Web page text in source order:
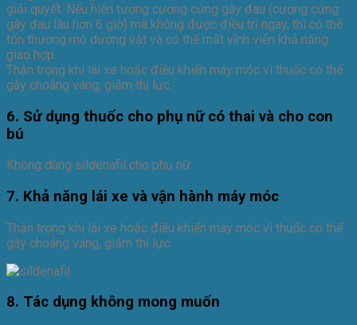
giải quyết. Nếu hiện tượng cương cứng gây đau (cương cứng
gây đau lâu hơn 6 giờ) mà không được điều trị ngay, thì có thể
tổn thương mô dương vật và có thể mất vĩnh viễn khả năng
giao hợp.
Thận trọng khi lái xe hoặc điều khiển máy móc vì thuốc có thể
gây choáng váng, giảm thị lực.
6. Sử dụng thuốc cho phụ nữ có thai và cho con
bú
Không dùng sildenafil cho phụ nữ.
7. Khả năng lái xe và vận hành máy móc
Thận trọng khi lái xe hoặc điều khiển máy móc vì thuốc có thể
gây choáng váng, giảm thị lực.
8. Tác dụng không mong muốn